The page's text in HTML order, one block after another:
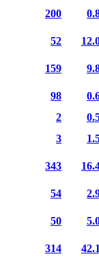
200
52
159
98
2
3
343
54
50
314